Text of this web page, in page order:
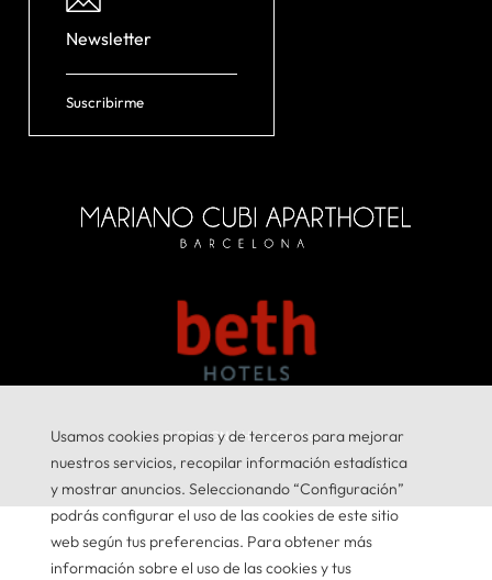
Newsletter
Suscribirme
© 2026GNA Hotel Solutions
Usamos cookies propias y de terceros para mejorar
nuestros servicios, recopilar información estadística
y mostrar anuncios. Seleccionando “Configuración”
podrás configurar el uso de las cookies de este sitio
web según tus preferencias. Para obtener más
información sobre el uso de las cookies y tus